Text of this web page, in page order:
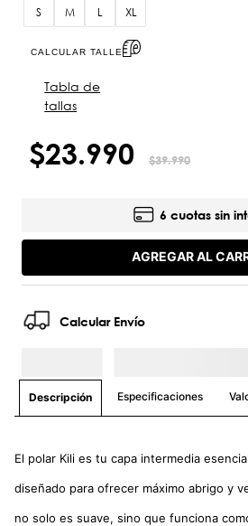
S M L XL
CALCULAR TALLE
Tabla de
tallas
$23.990 $39.990
6 cuotas sin
AGREGAR AL
Calcular Envío
Descripción Especificaciones
El polar Kili es tu capa intermedia
diseñado para ofrecer máximo abrigo y
no solo es suave, sino que funciona